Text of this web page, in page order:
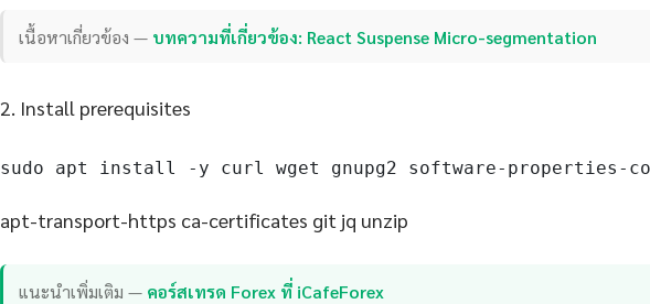
เนื้อหาเกี่ยวข้อง — บทความที่เกี่ยวข้อง: React Suspense Micro-segmentation
2. Install prerequisites
sudo apt install -y curl wget gnupg2 software-properties-
apt-transport-https ca-certificates git jq unzip
แนะนำเพิ่มเติม — คอร์สเทรด Forex ที่ iCafeForex